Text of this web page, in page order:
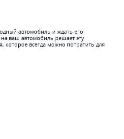
автомобиль и ждать его
на ваш автомобиль решает эту
которое всегда можно потратить для